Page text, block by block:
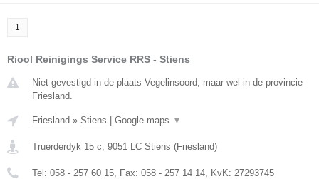
1
Riool Reinigings Service RRS - Stiens
Niet gevestigd in de plaats Vegelinsoord, maar wel in de provincie
Friesland.
Friesland » Stiens Google maps ▼
Truerderdyk 15 c, 9051 LC Stiens (Friesland)
Tel: 058 - 257 60 15, Fax: 058 - 257 14 14, KvK: 27293745